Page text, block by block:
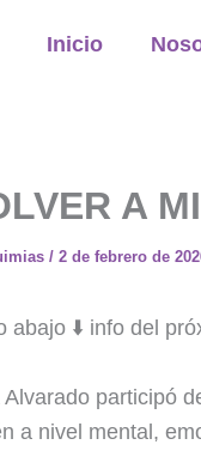
Inicio
A
/ 2 de febrero de
abajo ⬇️ info del
Alvarado participó
a nivel mental,